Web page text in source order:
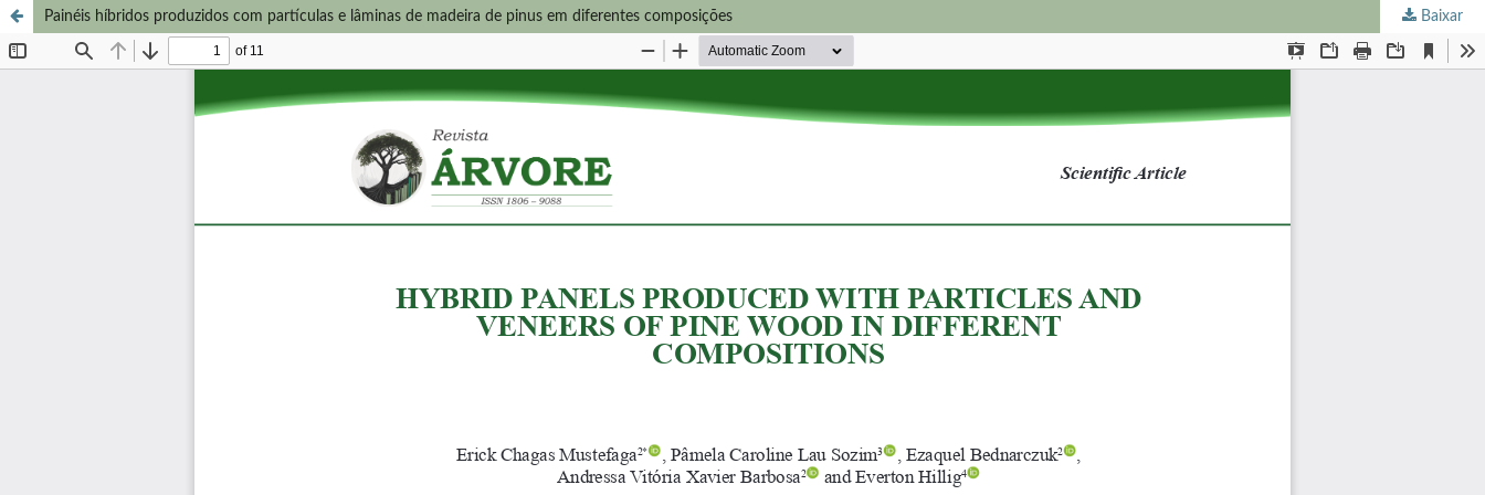
Painéis híbridos produzidos com partículas e lâminas de madeira de pinus em diferentes composições Baixar